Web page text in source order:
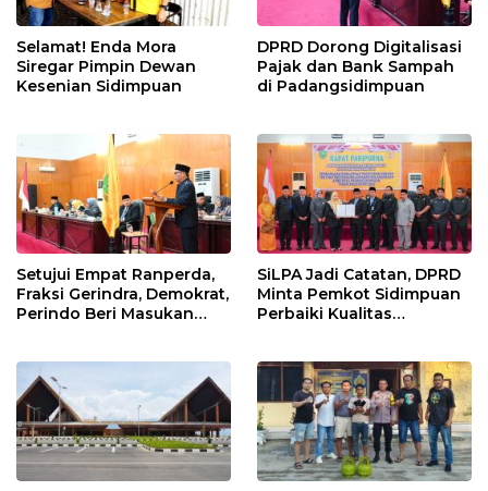
Selamat! Enda Mora
Siregar Pimpin Dewan
Kesenian Sidimpuan
DPRD Dorong Digitalisasi
Pajak dan Bank Sampah
di Padangsidimpuan
Setujui Empat Ranperda,
Fraksi Gerindra, Demokrat,
Perindo Beri Masukan
SiLPA Jadi Catatan, DPRD
Minta Pemkot Sidimpuan
Perbaiki Kualitas